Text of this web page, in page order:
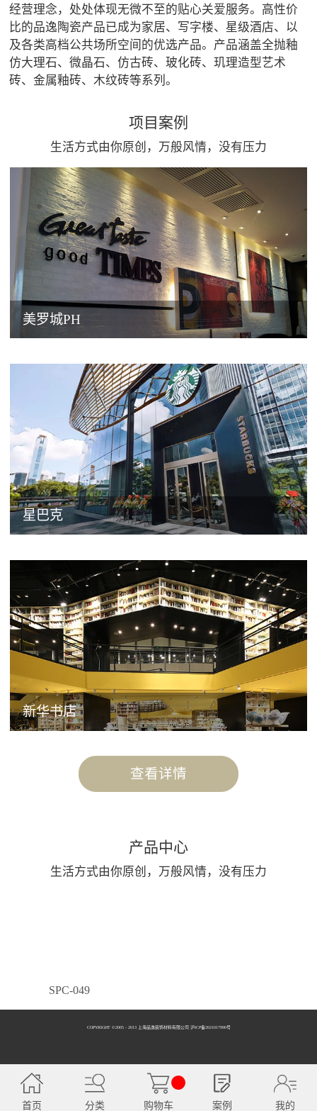
经营理念，处处体现无微不至的贴心关爱服务。高性价
比的品逸陶瓷产品已成为家居、写字楼、星级酒店、以
及各类高档公共场所空间的优选产品。产品涵盖全抛釉
仿大理石、微晶石、仿古砖、玻化砖、玑理造型艺术
砖、金属釉砖、木纹砖等系列。
项目案例
生活方式由你原创，万般风情，没有压力
美罗城PH
星巴克
新华书店
查看详情
产品中心
生活方式由你原创，万般风情，没有压力
SPC-049
SPC-050
COPYRIGHT ©2005 - 2013 上海品逸装饰材料有限公司 泸ICP备2021017990号
首页 分类 购物车 案例 我的